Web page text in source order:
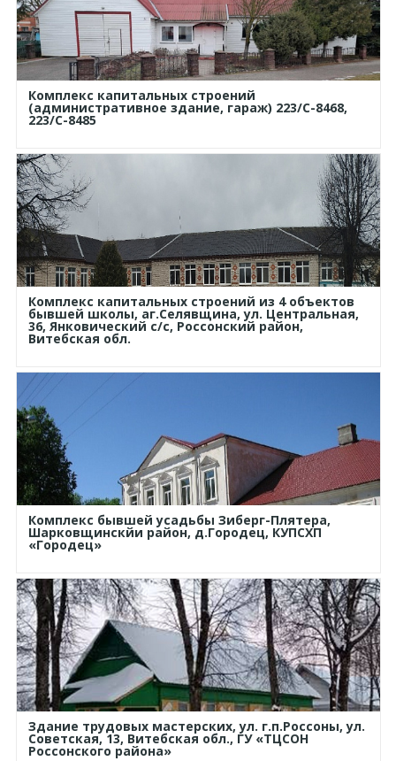
Комплекс капитальных строений
(административное здание, гараж) 223/С-8468,
223/С-8485
Комплекс капитальных строений из 4 объектов
бывшей школы, аг.Селявщина, ул. Центральная,
36, Янковический с/с, Россонский район,
Витебская обл.
Комплекс бывшей усадьбы Зиберг-Плятера,
Шарковщинскйи район, д.Городец, КУПСХП
«Городец»
Здание трудовых мастерских, ул. г.п.Россоны, ул.
Советская, 13, Витебская обл., ГУ «ТЦСОН
Россонского района»